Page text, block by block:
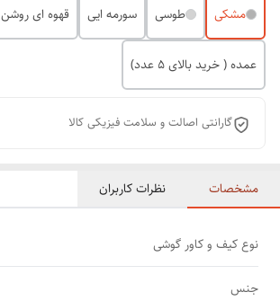
مشکی طوسی سورمه ایی قهوه ای روشن
عمده ( خرید بالای 5 عدد)
گارانتی اصالت و سلامت فیزیکی کالا
مشخصات نظرات کاربران
نوع کیف و کاور گوشی
جنس